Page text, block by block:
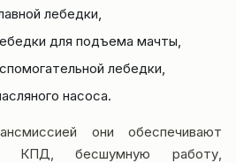
лебедки,
для подъема мачты,
лебедки,
насоса.
они обеспечивают
КПД, бесшумную работу,